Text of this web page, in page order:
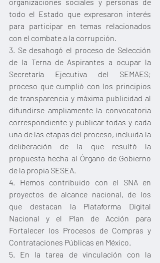
todo el Estado que expresaron interés
para participar en temas relacionados
con el combate a la corrupción.
3. Se desahogó el proceso de Selección
de la Terna de Aspirantes a ocupar la
Secretaría Ejecutiva del SEMAES;
proceso que cumplió con los principios
de transparencia y máxima publicidad al
difundirse ampliamente la convocatoria
correspondiente y publicar todas y cada
una de las etapas del proceso, incluida la
deliberación de la que resultó la
propuesta hecha al Órgano de Gobierno
de la propia SESEA.
4. Hemos contribuido con el SNA en
proyectos de alcance nacional, de los
que destacan la Plataforma Digital
Nacional y el Plan de Acción para
Fortalecer los Procesos de Compras y
Contrataciones Públicas en México.
5. En la tarea de vinculación con la